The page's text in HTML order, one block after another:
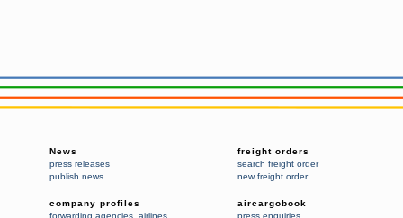
News
press releases
publish news
freight orders
search freight order
new freight order
company profiles
forwarding agencies airlines
aircargobook
press enquiries